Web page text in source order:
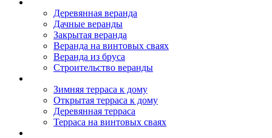
Деревянная веранда
Дачные веранды
Закрытая веранда
Веранда на винтовых сваях
Веранда из бруса
Строительство веранды
Зимняя терраса к дому
Открытая терраса к дому
Деревянная терраса
Терраса на винтовых сваях